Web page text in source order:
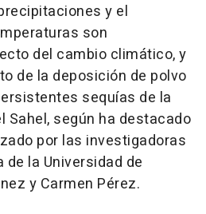
y el
son
del cambio climático, y
de la deposición de polvo
sequías de la
Sahel, según ha destacado
por las investigadoras
la Universidad de
y Carmen Pérez.